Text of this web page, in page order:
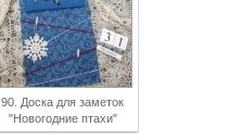
90. Доска для заметок
"Новогодние птахи"